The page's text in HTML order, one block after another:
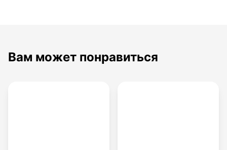
Вам может понравиться